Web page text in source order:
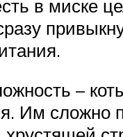
в миске
–
Им сложно